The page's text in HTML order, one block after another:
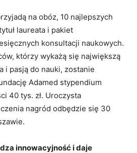
na obóz, 10 najlepszych
laureata i pakiet
konsultacji naukowych.
którzy wykażą się największą
i pasją do nauki, zostanie
Adamed stypendium
40 tys. zł. Uroczysta
nagród odbędzie się 30
innowacyjność i daje